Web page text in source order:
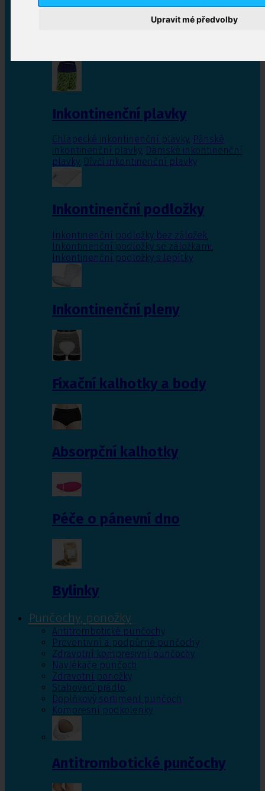
Upravit mé předvolby
Inkontinenční vložky
Inkontinenční plavky
Chlapecké inkontinenční plavky, Pánské
inkontinenční plavky, Dámské inkontinenční
plavky, Dívčí inkontinenční plavky
Inkontinenční podložky
Inkontinenční podložky bez záložek,
Inkontinenční podložky se záložkami,
Inkontinenční podložky s lepítky
Inkontinenční pleny
Fixační kalhotky a body
Absorpční kalhotky
Péče o pánevní dno
Bylinky
Punčochy, ponožky
Antitrombotické punčochy
Preventivní a podpůrné punčochy
Zdravotní kompresivní punčochy
Navlékače punčoch
Zdravotní ponožky
Stahovací prádlo
Doplňkový sortiment punčoch
Kompresní podkolenky
Antitrombotické punčochy